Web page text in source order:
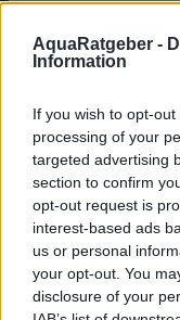
AquaRatgeber -
Information
If you wish to opt-
processing of your
targeted advertising
section to confirm
opt-out request is
interest-based ads
us or personal
your opt-out. You
disclosure of your
Danionidae,Fischarten
bekannt, ist eine
faszinierende Art
Diese Art stammt
für
ihrer lebhaften
Schwimmverhaltens.
https://
content/uploads/
430 800 aquaristik
news.com/wp-
content/uploads/